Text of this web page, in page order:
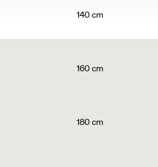
140 cm
160 cm
180 cm